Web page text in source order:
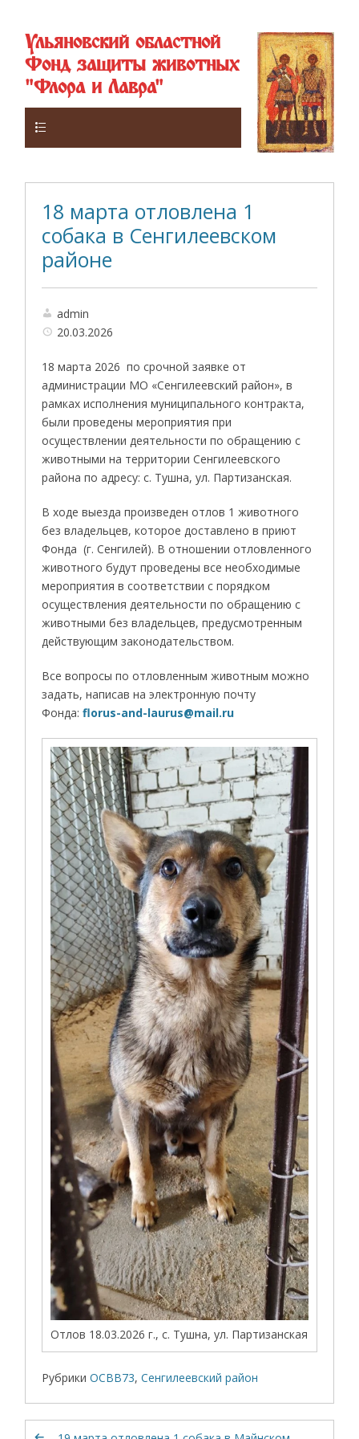
Ульяновский областной
Фонд защиты животных
"Флора и Лавра"
18 марта отловлена 1
собака в Сенгилеевском
районе
admin
20.03.2026
18 марта 2026 по срочной заявке от
администрации МО «Сенгилеевский район», в
рамках исполнения муниципального контракта,
были проведены мероприятия при
осуществлении деятельности по обращению с
животными на территории Сенгилеевского
района по адресу: с. Тушна, ул. Партизанская.
В ходе выезда произведен отлов 1 животного
без владельцев, которое доставлено в приют
Фонда (г. Сенгилей). В отношении отловленного
животного будут проведены все необходимые
мероприятия в соответствии с порядком
осуществления деятельности по обращению с
животными без владельцев, предусмотренным
действующим законодательством.
Все вопросы по отловленным животным можно
задать, написав на электронную почту
Фонда:florus-and-laurus@mail.ru
Отлов 18.03.2026 г., с. Тушна, ул. Партизанская
Рубрики ОСВВ73,Сенгилеевский район